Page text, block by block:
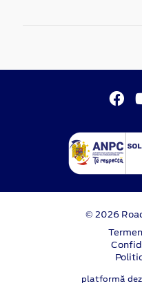
© 2026
platformă